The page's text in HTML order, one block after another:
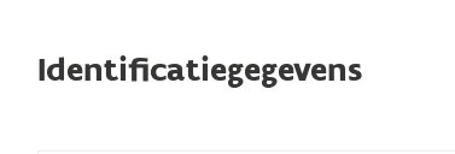
Identificatiegegevens